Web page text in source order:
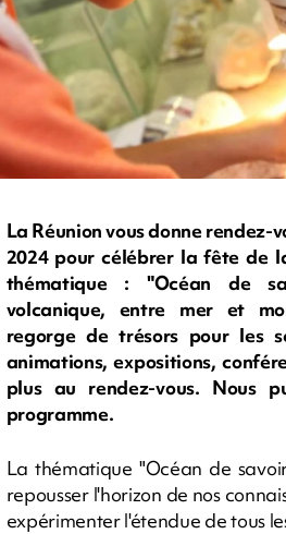
La Réunion vous donne rendez-
2024 pour célébrer la fête de
thématique : "Océan de
volcanique, entre mer et
regorge de trésors pour les
animations, expositions,
plus au rendez-vous. Nous
programme.
La thématique "Océan de
repousser l'horizon de nos
expérimenter l'étendue de tous